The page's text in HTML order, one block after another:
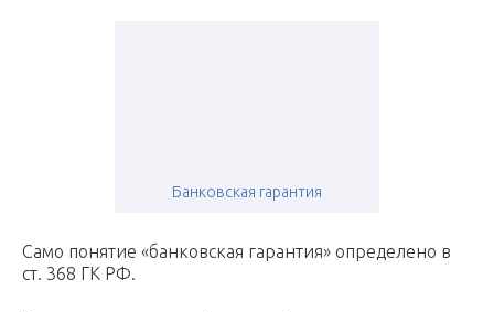
Банковская гарантия
Само понятие «банковская гарантия» определено в
ст. 368 ГК РФ.